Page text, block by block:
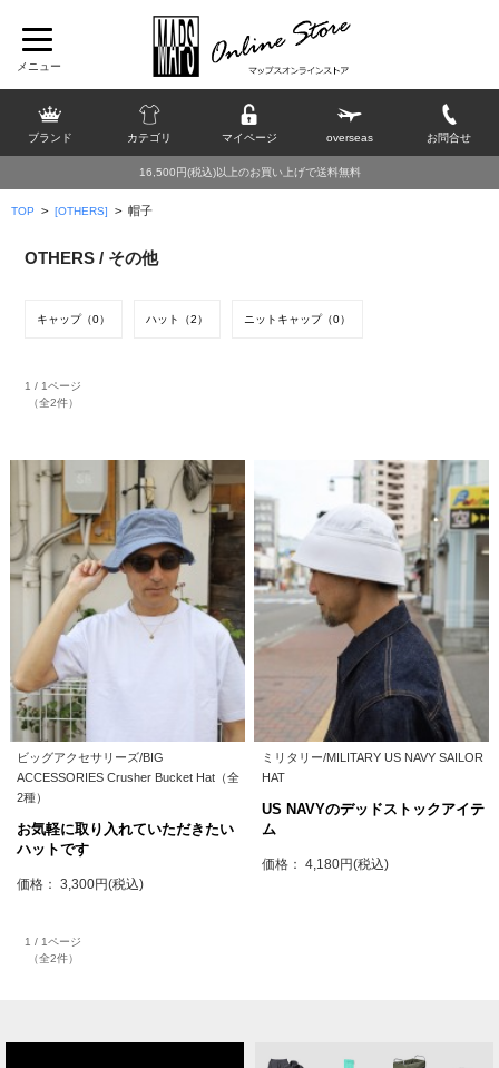
ブランド カテゴリ マイページ overseas お問合せ
16,500円(税込)以上のお買い上げで送料無料
TOP > [OTHERS] > 帽子
OTHERS / その他
キャップ（0） ハット（2） ニットキャップ（0）
1 / 1ページ
（全2件）
ビッグアクセサリーズ/BIG
ACCESSORIES Crusher Bucket Hat（全
2種）
お気軽に取り入れていただきたい
ハットです
価格： 3,300円(税込)
ミリタリー/MILITARY US NAVY SAILOR
HAT
US NAVYのデッドストックアイテ
ム
価格： 4,180円(税込)
1 / 1ページ
（全2件）